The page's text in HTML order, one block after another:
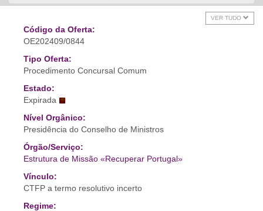
VER TUDO
Código da Oferta:
OE202409/0844
Tipo Oferta:
Procedimento Concursal Comum
Estado:
Expirada
Nível Orgânico:
Presidência do Conselho de Ministros
Órgão/Serviço:
Estrutura de Missão «Recuperar Portugal»
Vínculo:
CTFP a termo resolutivo incerto
Regime: